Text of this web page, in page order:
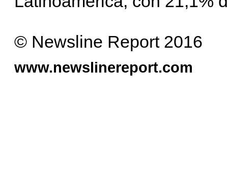
© Newsline Report 2016
www.newslinereport.com